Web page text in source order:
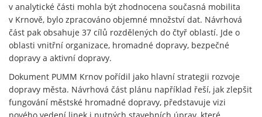
v analytické části mohla být zhodnocena současná mobilita
v Krnově, bylo zpracováno objemné množství dat. Návrhová
část pak obsahuje 37 cílů rozdělených do čtyř oblastí. Jde o
oblasti vnitřní organizace, hromadné dopravy, bezpečné
dopravy a aktivní dopravy.
Dokument PUMM Krnov pořídil jako hlavní strategii rozvoje
dopravy města. Návrhová část plánu například řeší, jak zlepšit
fungování městské hromadné dopravy, představuje vizi